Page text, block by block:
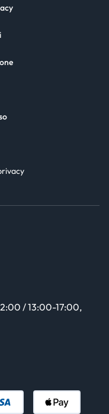
/ 13:00-17:00,